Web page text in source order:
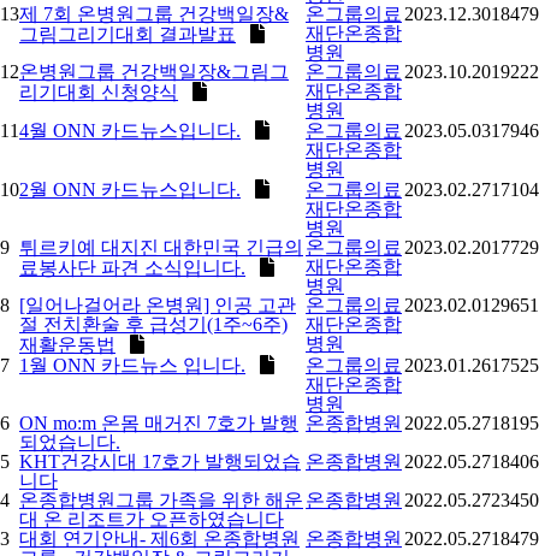
13제 7회 온병원그룹 건강백일장&
그림그리기대회 결과발표
온그룹의료
재단온종합
병원
2023.12.3018479
12온병원그룹 건강백일장&그림그
리기대회 신청양식
온그룹의료
재단온종합
병원
2023.10.2019222
114월 ONN 카드뉴스입니다.
온그룹의료
재단온종합
병원
2023.05.0317946
102월 ONN 카드뉴스입니다.
온그룹의료
재단온종합
병원
2023.02.2717104
9 튀르키예 대지진 대한민국 긴급의
료봉사단 파견 소식입니다.
온그룹의료
재단온종합
병원
2023.02.2017729
8 [일어나걸어라 온병원] 인공 고관
절 전치환술 후 급성기(1주~6주)
재활운동법
온그룹의료
재단온종합
병원
2023.02.01 29651
7 1월 ONN 카드뉴스 입니다.
온그룹의료
재단온종합
병원
2023.01.2617525
6 ON mo:m 온몸 매거진 7호가 발행
되었습니다.
온종합병원 2022.05.2718195
5 KHT건강시대 17호가 발행되었습
니다
온종합병원 2022.05.2718406
4 온종합병원그룹 가족을 위한 해운
대 온 리조트가 오픈하였습니다
온종합병원 2022.05.2723450
3 대회 연기안내- 제6회 온종합병원 온종합병원 2022.05.2718479